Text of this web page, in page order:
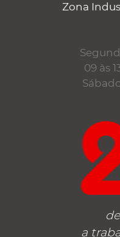
Zona
09 às
a